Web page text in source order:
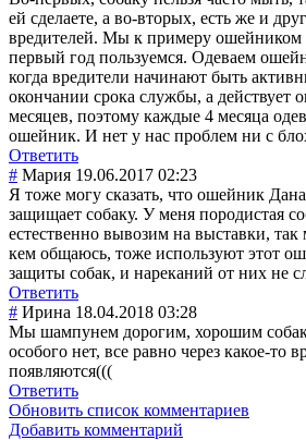
ей сделаете, а во-вторых, есть же и
вредителей. Мы к примеру ошейником
первый год пользуемся. Одеваем
когда вредители начинают быть
окончании срока службы, а действует
месяцев, поэтому каждые 4 месяца
ошейник. И нет у нас проблем ни с
Ответить
# Мария 19.06.2017 02:23
Я тоже могу сказать, что ошейник
защищает собаку. У меня породистая
естественно вывозим на выставки,
кем общаюсь, тоже используют этот
защиты собак, и нареканий от них не
Ответить
# Ирина 18.04.2018 03:28
Мы шампунем дорогим, хорошим
особого нет, все равно через какое-то
появляются(((
Ответить
Обновить список комментариев
Добавить комментарий